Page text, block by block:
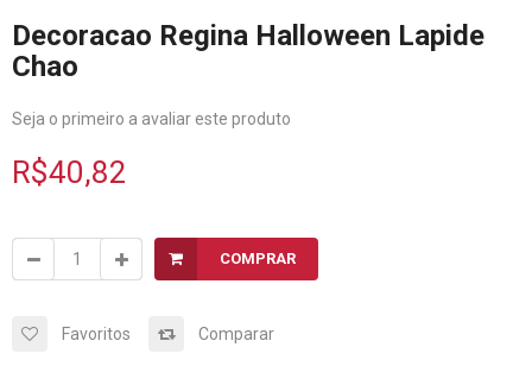
Decoracao Regina Halloween Lapide
Chao
Seja o primeiro a avaliar este produto
R$40,82
COMPRAR
Favoritos Comparar